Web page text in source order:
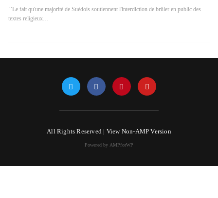
‘’Le fait qu'une majorité de Suédois soutiennent l'interdiction de brûler en public des
textes religieux…
All Rights Reserved | View Non-AMP Version
Powered by AMPforWP